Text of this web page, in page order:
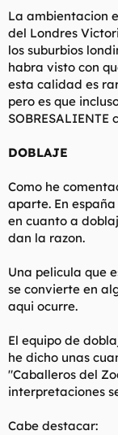
La ambientacion
del Londres
los suburbios
habra visto con
esta calidad es
pero es que
DOBLAJE
Como he
aparte. En
en cuanto a
dan la razon.
Una pelicula que
se convierte en
aqui ocurre.
El equipo de
he dicho unas
"Caballeros del
interpretaciones
Cabe destacar: